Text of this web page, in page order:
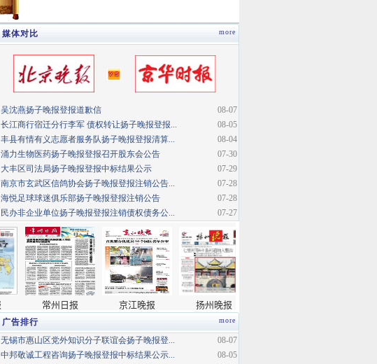
more
媒体对比
08-07
吴沈燕扬子晚报登报道歉信
08-05
长江商行宿迁分行李军 债权转让扬子晚报登报...
08-04
丰县有情有义志愿者服务队扬子晚报登报清算...
07-30
涌力生物医药扬子晚报登报召开股东会公告
07-29
大丰区司法局扬子晚报登报中标结果公示
07-28
南京市玄武区信鸽协会扬子晚报登报注销公告...
07-28
海悦足球球迷俱乐部扬子晚报登报注销公告
07-27
民办非企业单位扬子晚报登报注销债权债务公...
more
广告排行
08-07
无锡市惠山区党外知识分子联谊会扬子晚报登...
08-05
中邦敬诚工程咨询扬子晚报登报中标结果公示...